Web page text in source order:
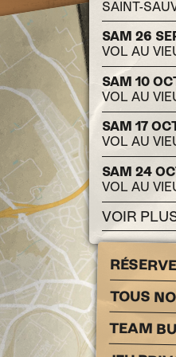
SAINT-
SAM 26
VOL AU
SAM 10
VOL AU
SAM 17
VOL AU
SAM 24
VOL AU
VOIR
TOUS
TEAM